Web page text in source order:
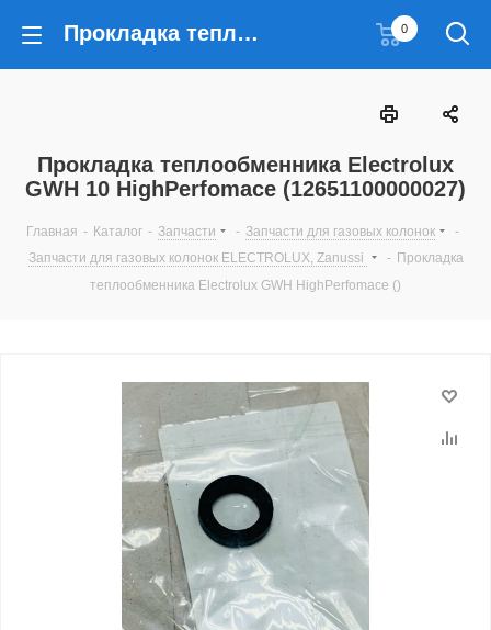
Прокладка теплообменника Electrolux GWH 10 HighPerfomace (12651100000027) 0
Прокладка теплообменника Electrolux
GWH 10 HighPerfomace (12651100000027)
Главная - Каталог - Запчасти - Запчасти для газовых колонок
-
Запчасти для газовых колонок ELECTROLUX, Zanussi
- Прокладка
теплообменника Electrolux GWH HighPerfomace ()